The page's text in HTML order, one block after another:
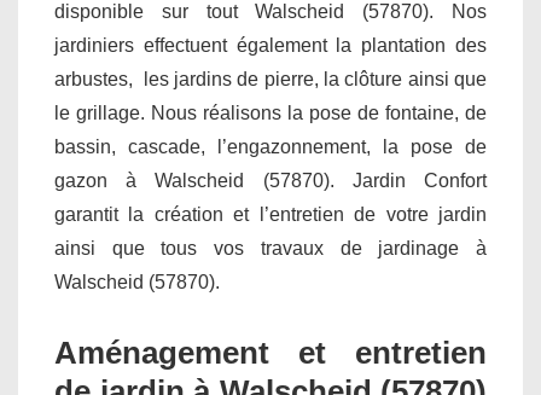
disponible sur tout Walscheid (57870). Nos
jardiniers effectuent également la plantation des
arbustes, les jardins de pierre, la clôture ainsi que
le grillage. Nous réalisons la pose de fontaine, de
bassin, cascade, l’engazonnement, la pose de
gazon à Walscheid (57870). Jardin Confort
garantit la création et l’entretien de votre jardin
ainsi que tous vos travaux de jardinage à
Walscheid (57870).
Aménagement et entretien